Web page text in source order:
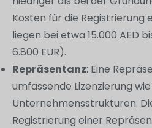
Kosten für die Registrierung
liegen bei etwa 15.000 AED
6.800 EUR).
Repräsentanz: Eine
umfassende Lizenzierung
Unternehmensstrukturen.
Registrierung einer